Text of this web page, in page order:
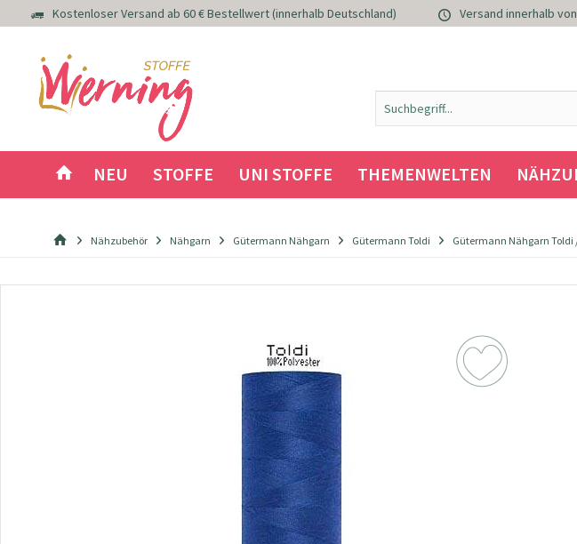
Kostenloser Versand ab 60 € Bestellwert (innerhalb Deutschland) Versand innerhalb
NEU STOFFE UNI STOFFE THEMENWELTEN
Nähzubehör Nähgarn Gütermann Nähgarn Gütermann Toldi Gütermann Nähgarn Toldi